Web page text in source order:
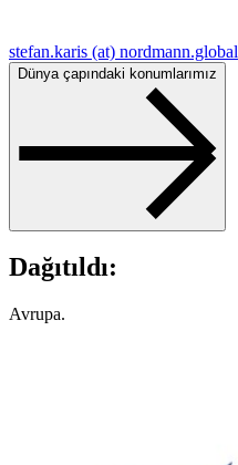
stefan.karis (at) nordmann.global
Dünya çapındaki konumlarımız
Dağıtıldı:
Avrupa.